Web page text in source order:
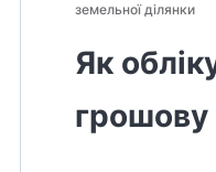
земельної ділянки
Як
грошову